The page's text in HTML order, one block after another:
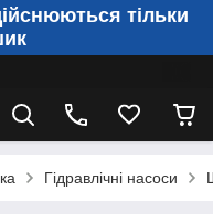
тільки
Гідравлічні насоси